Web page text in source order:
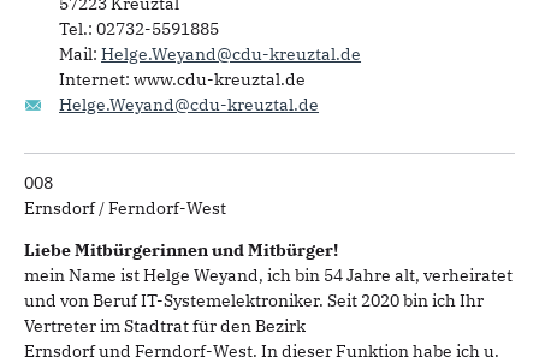
Tel.: 02732-5591885
Mail:Helge.Weyand@cdu-kreuztal.de
Internet: www.cdu-kreuztal.de
Helge.Weyand@cdu-kreuztal.de
008
Ernsdorf / Ferndorf-West
Liebe Mitbürgerinnen und Mitbürger!
mein Name ist Helge Weyand, ich bin 54 Jahre alt, verheiratet
und von Beruf IT-Systemelektroniker. Seit 2020 bin ich Ihr
Vertreter im Stadtrat für den Bezirk
Ernsdorf und Ferndorf-West. In dieser Funktion habe ich u.